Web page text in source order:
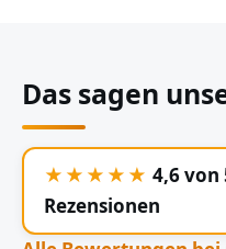
Das sagen
★★★★★ 4,6 von
Rezensionen